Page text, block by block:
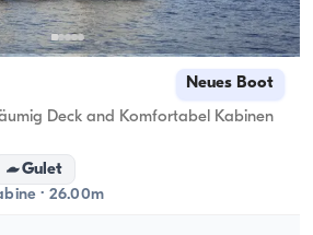
Neues Boot
Deck and Komfortabel Kabinen
Gulet
· 26.00m